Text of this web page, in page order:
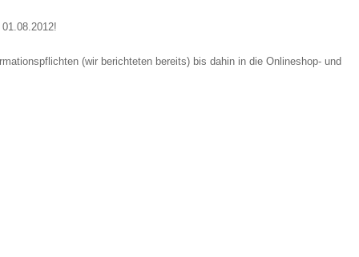
(wir berichteten bereits) bis dahin in die Onlineshop- und